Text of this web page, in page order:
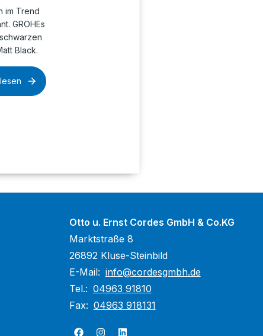
im Trend
GROHEs
Black.
Otto u. Ernst Cordes GmbH & Co.KG
Marktstraße 8
26892 Kluse-Steinbild
E-Mail: info@cordesgmbh.de
Tel.: 04963 91810
Fax: 04963 918131